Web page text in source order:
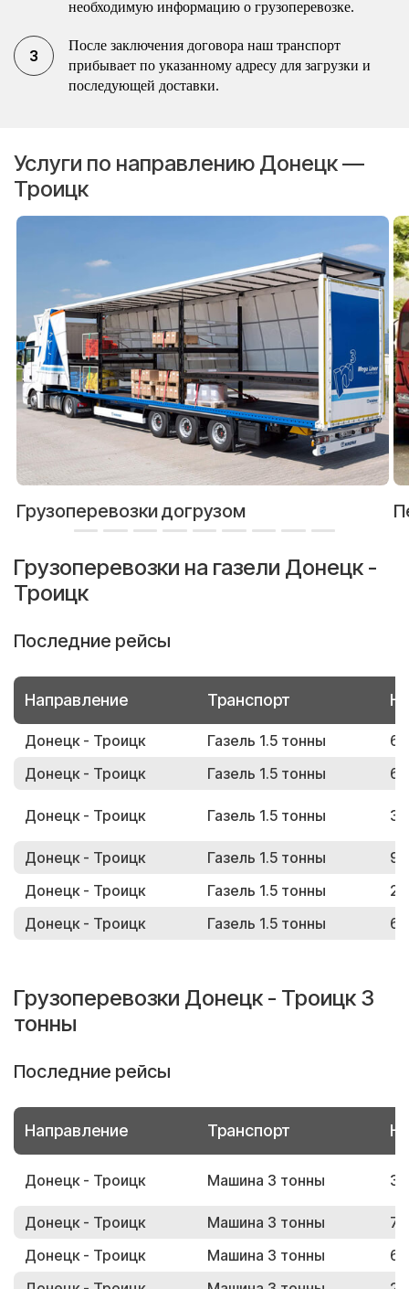
необходимую информацию о грузоперевозке.
После заключения договора наш транспорт
прибывает по указанному адресу для загрузки и
последующей доставки.
Услуги по направлению Донецк —
Троицк
Грузоперевозки догрузом
Грузоперевозки на газели Донецк -
Троицк
Последние рейсы
Направление Транспорт
Донецк - Троицк Газель 1.5 тонны
Донецк - Троицк
Газель 1.5 тонны
Донецк - Троицк Газель 1.5 тонны
Донецк - Троицк Газель 1.5 тонны
Донецк - Троицк
Газель 1.5 тонны
Донецк - Троицк
Газель 1.5 тонны
Грузоперевозки Донецк - Троицк 3
тонны
Последние рейсы
Направление Транспорт
Донецк - Троицк Машина 3 тонны
Донецк - Троицк Машина 3 тонны
Донецк - Троицк
Машина 3 тонны